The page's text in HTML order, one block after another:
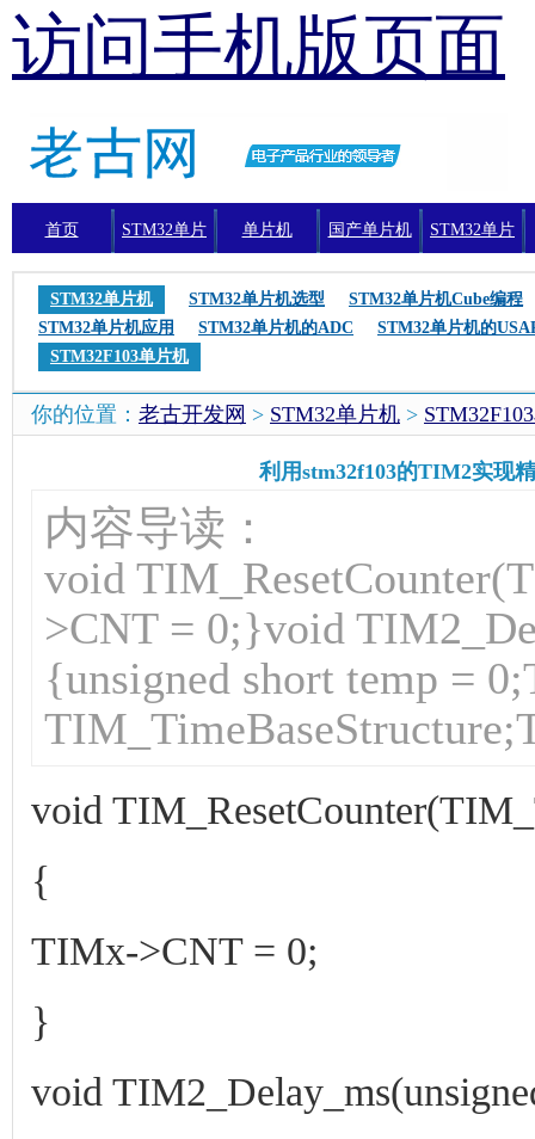
访问手机版页面
首页 STM32单片
机
单片机 国产单片机 STM32单片
STM32单片机
STM32单片机选型
STM32单片机Cube编程
STM32单片机应用
STM32单片机的ADC
STM32单片机的
STM32F103单片机
你的位置： 老古开发网 > STM32单片机 >
利用stm32f103的TIM2实现
内容导读：
void
>CNT = 0;}void
{unsigned short temp =
void
{
TIMx->CNT = 0;
}
void